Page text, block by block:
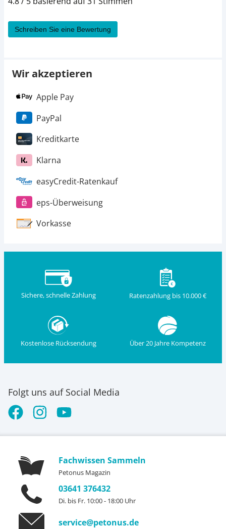
Schreiben Sie eine Bewertung
Wir akzeptieren
Apple Pay
PayPal
Kreditkarte
Klarna
easyCredit-Ratenkauf
eps-Überweisung
Vorkasse
Sichere, schnelle Zahlung Ratenzahlung bis 10.000 €
Kostenlose Rücksendung Über 20 Jahre Kompetenz
Folgt uns auf Social Media
Fachwissen Sammeln
Petonus Magazin
03641 376432
Di. bis Fr. 10:00 - 18:00 Uhr
service@petonus.de